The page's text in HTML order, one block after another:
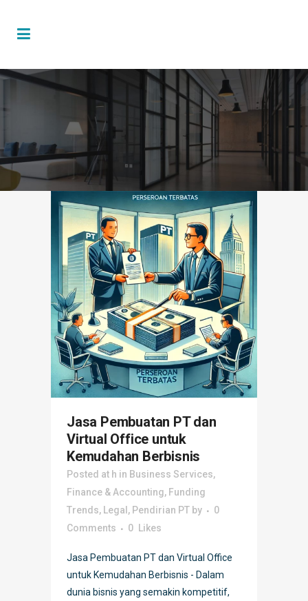
Jasa Pembuatan PT dan
Virtual Office untuk
Kemudahan Berbisnis
Posted at h in Business Services,
Finance & Accounting, Funding
Trends, Legal , Pendirian PT by
0
Comments
0 Likes
Jasa Pembuatan PT dan Virtual Office
untuk Kemudahan Berbisnis - Dalam
dunia bisnis yang semakin kompetitif,